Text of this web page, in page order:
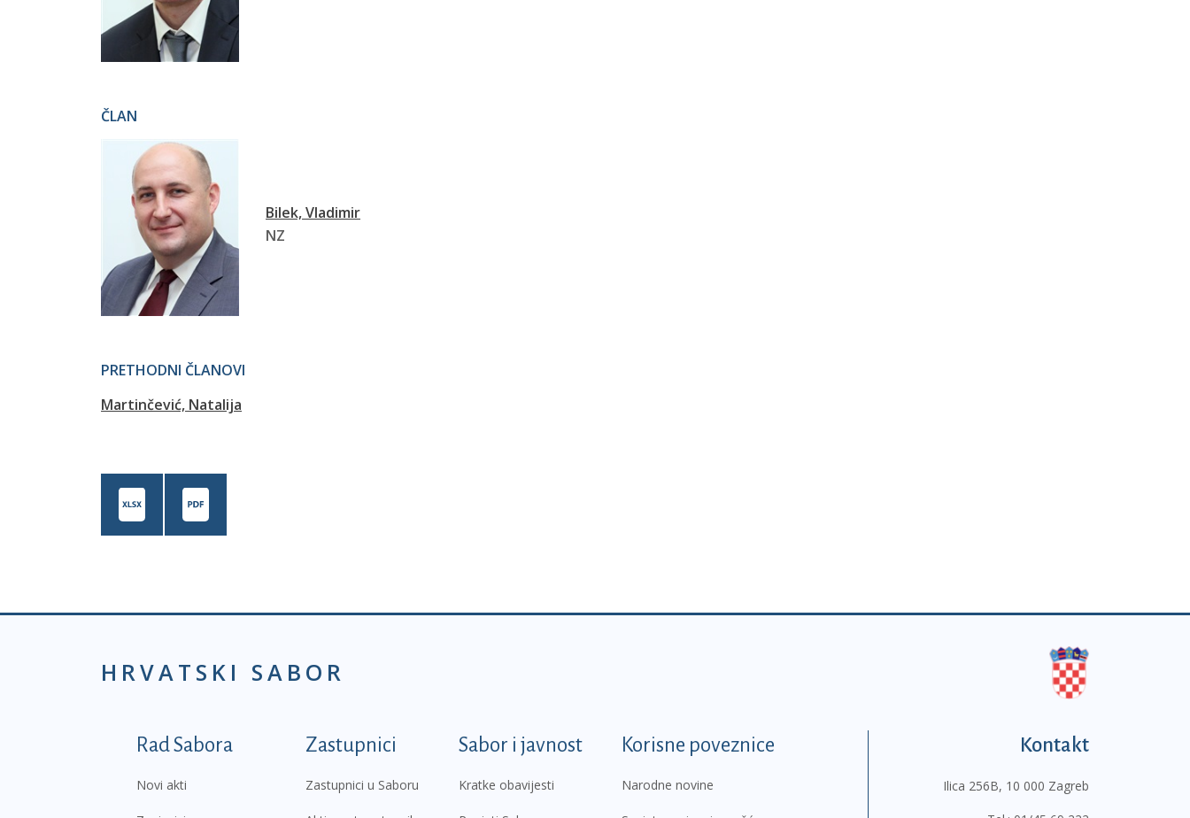
ČLAN
Bilek, Vladimir
NZ
PRETHODNI ČLANOVI
Martinčević, Natalija
HRVATSKI SABOR
Podnožje prvi izbornik
Rad Sabora
Novi akti
Zastupnici
Zastupnici u Saboru
Sabor i javnost
Kratke obavijesti
Korisne poveznice
Narodne novine
Kontakt
Ilica 256B, 10 000 Zagreb